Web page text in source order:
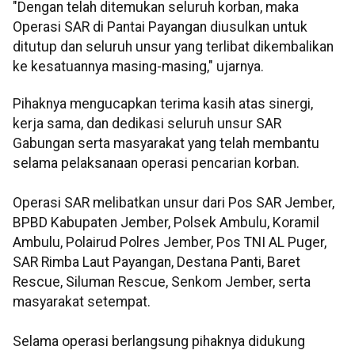
"Dengan telah ditemukan seluruh korban, maka
Operasi SAR di Pantai Payangan diusulkan untuk
ditutup dan seluruh unsur yang terlibat dikembalikan
ke kesatuannya masing-masing," ujarnya.
Pihaknya mengucapkan terima kasih atas sinergi,
kerja sama, dan dedikasi seluruh unsur SAR
Gabungan serta masyarakat yang telah membantu
selama pelaksanaan operasi pencarian korban.
Operasi SAR melibatkan unsur dari Pos SAR Jember,
BPBD Kabupaten Jember, Polsek Ambulu, Koramil
Ambulu, Polairud Polres Jember, Pos TNI AL Puger,
SAR Rimba Laut Payangan, Destana Panti, Baret
Rescue, Siluman Rescue, Senkom Jember, serta
masyarakat setempat.
Selama operasi berlangsung pihaknya didukung